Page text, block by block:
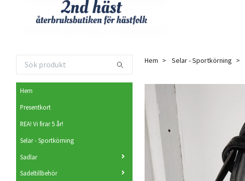
Hem
Presentkort
REA! Vi firar 5 år!
Selar - Sportkörning
Sadlar
Sadeltillbehör
Hem Selar - Sportkörning